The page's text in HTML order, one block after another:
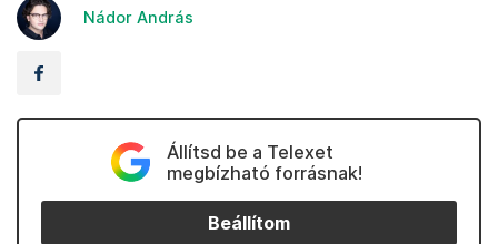
Nádor András
Állítsd be a Telexet
megbízható forrásnak!
Beállítom